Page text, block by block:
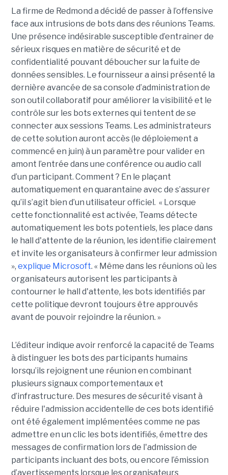
La firme de Redmond a décidé de passer à l’offensive
face aux intrusions de bots dans des réunions Teams.
Une présence indésirable susceptible d’entrainer de
sérieux risques en matière de sécurité et de
confidentialité pouvant déboucher sur la fuite de
données sensibles. Le fournisseur a ainsi présenté la
dernière avancée de sa console d’administration de
son outil collaboratif pour améliorer la visibilité et le
contrôle sur les bots externes qui tentent de se
connecter aux sessions Teams. Les administrateurs
de cette solution auront accès (le déploiement a
commencé en juin) à un paramètre pour valider en
amont l’entrée dans une conférence ou audio call
d’un participant. Comment ? En le plaçant
automatiquement en quarantaine avec de s’assurer
qu’il s’agit bien d’un utilisateur officiel. « Lorsque
cette fonctionnalité est activée, Teams détecte
automatiquement les bots potentiels, les place dans
le hall d'attente de la réunion, les identifie clairement
et invite les organisateurs à confirmer leur admission
», explique Microsoft. « Même dans les réunions où les
organisateurs autorisent les participants à
contourner le hall d'attente, les bots identifiés par
cette politique devront toujours être approuvés
avant de pouvoir rejoindre la réunion. »
L’éditeur indique avoir renforcé la capacité de Teams
à distinguer les bots des participants humains
lorsqu’ils rejoignent une réunion en combinant
plusieurs signaux comportementaux et
d’infrastructure. Des mesures de sécurité visant à
réduire l'admission accidentelle de ces bots identifié
ont été également implémentées comme ne pas
admettre en un clic les bots identifiés, émettre des
messages de confirmation lors de l'admission de
participants incluant des bots, ou encore l’émission
d’avertissements lorsque les organisateurs